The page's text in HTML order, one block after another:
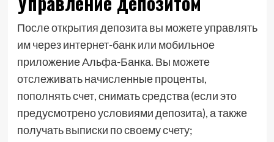
После открытия депозита вы можете управлять
им через интернет-банк или мобильное
приложение Альфа-Банка. Вы можете
отслеживать начисленные проценты,
пополнять счет, снимать средства (если это
предусмотрено условиями депозита), а также
получать выписки по своему счету;